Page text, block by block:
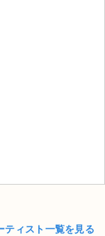
ティスト一覧を見る